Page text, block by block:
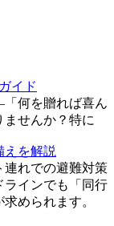
イド
何を贈れば喜ん
せんか？特に
えを解説
連れでの避難対策
ラインでも「同行
められます。